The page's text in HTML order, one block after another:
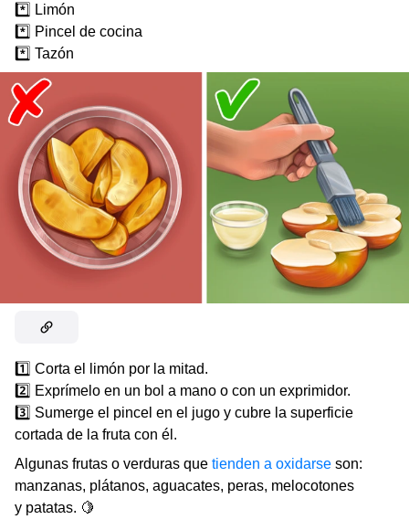
*️⃣ Limón
*️⃣ Pincel de cocina
*️⃣ Tazón
1️⃣ Corta el limón por la mitad.
2️⃣ Exprímelo en un bol a mano o con un exprimidor.
3️⃣ Sumerge el pincel en el jugo y cubre la superficie
cortada de la fruta con él.
Algunas frutas o verduras que tienden a oxidarse son:
manzanas, plátanos, aguacates, peras, melocotones
y patatas. 🍋